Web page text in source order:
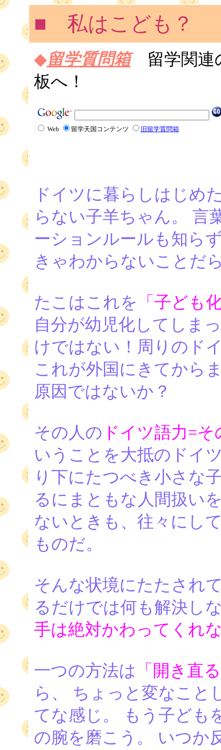
■ 私はこども？
◆留学質問箱留学関連
板へ！
Web 留学天国コンテンツ 旧留学質問箱
ドイツに暮らしはじめ
らない子羊ちゃん。 言
ーションルールも知ら
きゃわからないことだ
たこはこれを 「子ども
自分が幼児化してしま
けではない！周りのド
これが外国にきてから
原因ではないか？
その人の ドイツ語力=
いうことを大抵のドイ
り下にたつべき小さな
るにまともな人間扱い
ないときも、往々にし
ものだ。
そんな状境にたたされ
るだけでは何も解決し
手は絶対かわってくれ
一つの方法は 「開き直
ら、 ちょっと変なこと
てな感じ。 もう子ども
の腕を磨こう。 いつか